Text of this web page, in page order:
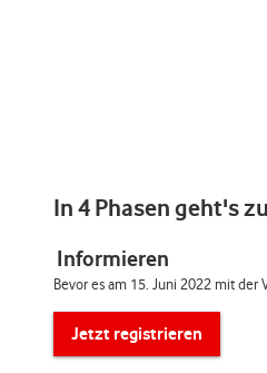
In 4 Phasen geht's
Informieren
Bevor es am 15. Juni 2022 mit der
Jetzt registrieren